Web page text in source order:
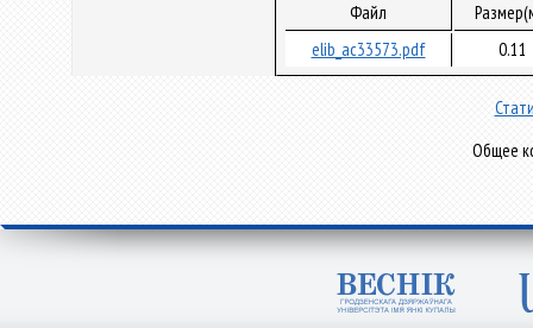
Файл
elib_ac33573.pdf
0.11
Общее